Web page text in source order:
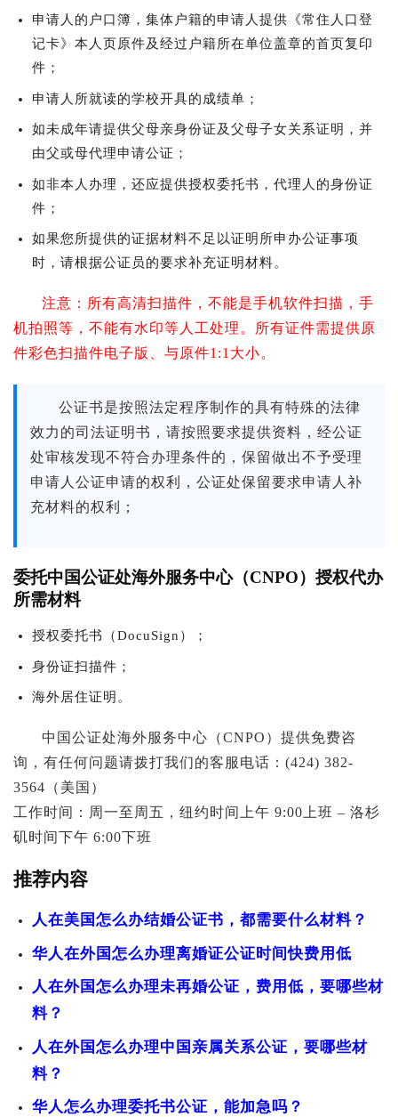
申请人的户口簿，集体户籍的申请人提供《常住人口登
记卡》本人页原件及经过户籍所在单位盖章的首页复印
件；
申请人所就读的学校开具的成绩单；
如未成年请提供父母亲身份证及父母子女关系证明，并
由父或母代理申请公证；
如非本人办理，还应提供授权委托书，代理人的身份证
件；
如果您所提供的证据材料不足以证明所申办公证事项
时，请根据公证员的要求补充证明材料。
注意：所有高清扫描件，不能是手机软件扫描，手
机拍照等，不能有水印等人工处理。所有证件需提供原
件彩色扫描件电子版、与原件1:1大小。
公证书是按照法定程序制作的具有特殊的法律
效力的司法证明书，请按照要求提供资料，经公证
处审核发现不符合办理条件的，保留做出不予受理
申请人公证申请的权利，公证处保留要求申请人补
充材料的权利；
委托中国公证处海外服务中心（CNPO）授权代办
所需材料
授权委托书（DocuSign）；
身份证扫描件；
海外居住证明。
中国公证处海外服务中心（CNPO）提供免费咨
询，有任何问题请拨打我们的客服电话：(424) 382-
3564（美国）
工作时间：周一至周五，纽约时间上午 9:00上班 – 洛杉
矶时间下午 6:00下班
推荐内容
人在美国怎么办结婚公证书，都需要什么材料？
华人在外国怎么办理离婚证公证时间快费用低
人在外国怎么办理未再婚公证，费用低，要哪些材
料？
人在外国怎么办理中国亲属关系公证，要哪些材
料？
华人怎么办理委托书公证，能加急吗？